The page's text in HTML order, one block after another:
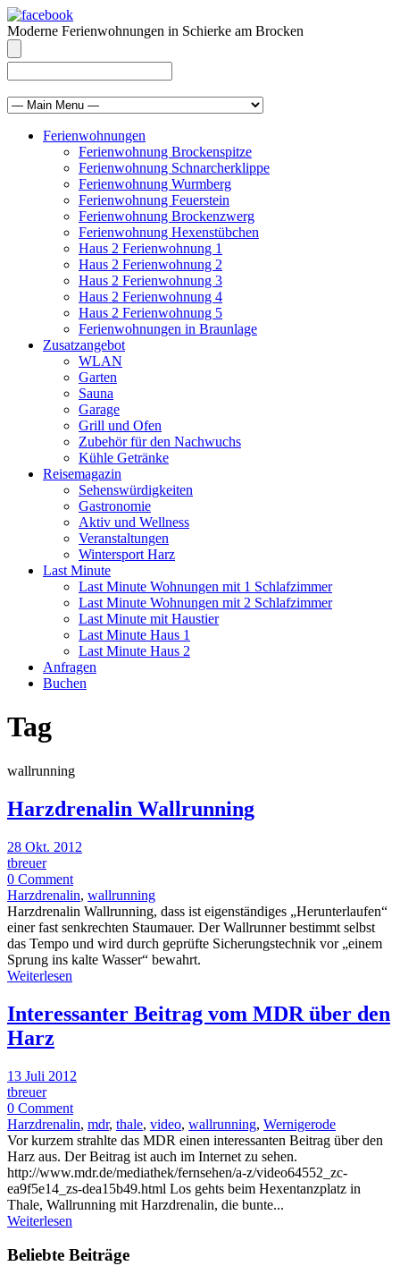
Moderne Ferienwohnungen in Schierke am Brocken
Ferienwohnungen
Ferienwohnung Brockenspitze
Ferienwohnung Schnarcherklippe
Ferienwohnung Wurmberg
Ferienwohnung Feuerstein
Ferienwohnung Brockenzwerg
Ferienwohnung Hexenstübchen
Haus 2 Ferienwohnung 1
Haus 2 Ferienwohnung 2
Haus 2 Ferienwohnung 3
Haus 2 Ferienwohnung 4
Haus 2 Ferienwohnung 5
Ferienwohnungen in Braunlage
Zusatzangebot
WLAN
Garten
Sauna
Garage
Grill und Ofen
Zubehör für den Nachwuchs
Kühle Getränke
Reisemagazin
Sehenswürdigkeiten
Gastronomie
Aktiv und Wellness
Veranstaltungen
Wintersport Harz
Last Minute
Last Minute Wohnungen mit 1 Schlafzimmer
Last Minute Wohnungen mit 2 Schlafzimmer
Last Minute mit Haustier
Last Minute Haus 1
Last Minute Haus 2
Anfragen
Buchen
Tag
wallrunning
Harzdrenalin Wallrunning
28 Okt. 2012
tbreuer
0 Comment
Harzdrenalin, wallrunning
Harzdrenalin Wallrunning, dass ist eigenständiges „Herunterlaufen“
einer fast senkrechten Staumauer. Der Wallrunner bestimmt selbst
das Tempo und wird durch geprüfte Sicherungstechnik vor „einem
Sprung ins kalte Wasser“ bewahrt.
Weiterlesen
Interessanter Beitrag vom MDR über den
Harz
13 Juli 2012
tbreuer
0 Comment
Harzdrenalin, mdr, thale, video, wallrunning, Wernigerode
Vor kurzem strahlte das MDR einen interessanten Beitrag über den
Harz aus. Der Beitrag ist auch im Internet zu sehen.
http://www.mdr.de/mediathek/fernsehen/a-z/video64552_zc-
ea9f5e14_zs-dea15b49.html Los gehts beim Hexentanzplatz in
Thale, Wallrunning mit Harzdrenalin, die bunte...
Weiterlesen
Beliebte Beiträge